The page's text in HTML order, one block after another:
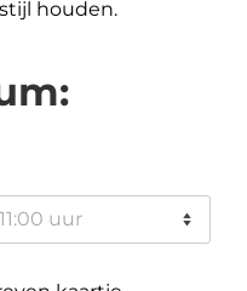
houden.